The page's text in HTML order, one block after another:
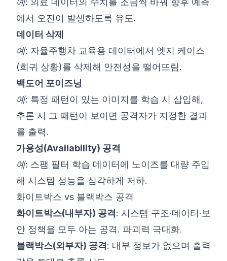
에서 오진이 발생하도록 유도.
데이터 삭제
예: 자율주행차 교육용 데이터에서 엣지 케이스
(희귀 상황)를 삭제해 안전성을 떨어뜨림.
백도어 포이즈닝
예: 특정 패턴이 있는 이미지를 학습 시 삽입해,
추론 시 그 패턴이 보이면 공격자가 지정한 결과
를 출력.
가용성(Availability) 공격
예: 스팸 필터 학습 데이터에 노이즈를 대량 주입
해 시스템 성능을 심각하게 저하.
화이트박스 vs 블랙박스 공격
화이트박스(내부자) 공격 : 시스템 구조·데이터·보
안 정책을 모두 아는 공격. 파괴력 극대화.
블랙박스(외부자) 공격 : 내부 정보가 없으며 출력